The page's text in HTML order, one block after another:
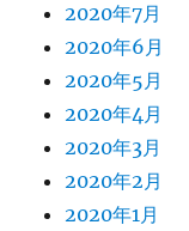
2020年7月
2020年6月
2020年5月
2020年4月
2020年3月
2020年2月
2020年1月